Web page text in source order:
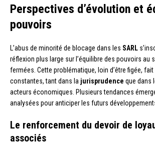
Perspectives d’évolution et
pouvoirs
L’abus de minorité de blocage dans les SARL
réflexion plus large sur l’équilibre des pouvoirs au
fermées. Cette problématique, loin d’être figée, fait
constantes, tant dans la jurisprudence que dans
acteurs économiques. Plusieurs tendances
analysées pour anticiper les futurs
Le renforcement du devoir de
associés